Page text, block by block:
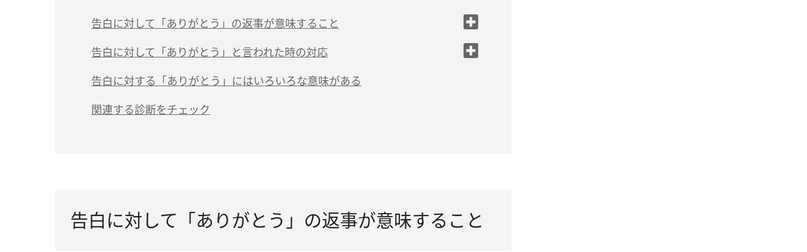
告白に対して「ありがとう」の返事が意味すること
（1）告白されたことに驚いている
（2）告白を本気だと思っていない
（3）事情があって即答できない
告白に対して「ありがとう」と言われた時の対応
（1）少し時間を置いてみる
（2）時期を見て再度告白する
告白に対する「ありがとう」にはいろいろな意味がある
関連する診断をチェック
告白に対して「ありがとう」の返事が意味すること